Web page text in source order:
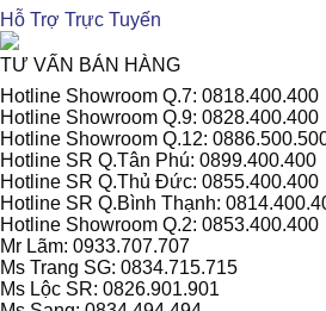
Hỗ Trợ Trực Tuyến
TƯ VẤN BÁN HÀNG
Hotline Showroom Q.7: 0818.400.400
Hotline Showroom Q.9: 0828.400.400
Hotline Showroom Q.12:
Hotline SR Q.Tân Phú: 0899.400.400
Hotline SR Q.Thủ Đức: 0855.400.400
Hotline SR Q.Bình Thạnh:
Hotline Showroom Q.2: 0853.400.400
Mr Lãm: 0933.707.707
Ms Trang SG: 0834.715.715
Ms Lộc SR: 0826.901.901